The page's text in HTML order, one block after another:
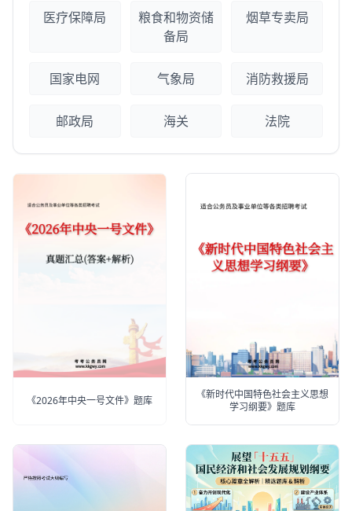
医疗保障局
粮食和物资储
备局
烟草专卖局
国家电网 气象局 消防救援局
邮政局 海关 法院
《2026年中央一号文件》题库
《新时代中国特色社会主义思想
学习纲要》题库